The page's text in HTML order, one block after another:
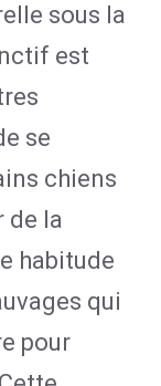
sous la
est
se
chiens
de la
habitude
qui
pour